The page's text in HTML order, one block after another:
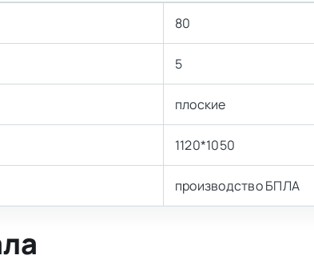
80
5
плоские
1120*1050
производство БПЛА